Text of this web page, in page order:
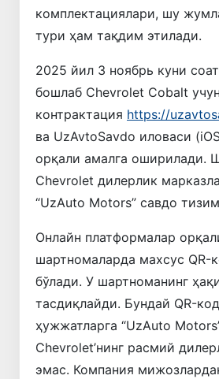
комплектациялари, шу
тури ҳам тақдим этилади.
2025 йил 3 ноябрь куни
бошлаб Chevrolet Cobalt
контрактация https://
ва UzAvtoSavdo иловаси
орқали амалга оширилади.
Chevrolet дилерлик
“UzAuto Motors” савдо
Онлайн платформалар
шартномаларда махсус QR-
бўлади. У шартноманинг
тасдиқлайди. Бундай QR-
ҳужжатларга “UzAuto
Chevrolet’нинг расмий
эмас. Компания